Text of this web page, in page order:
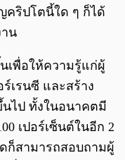
คริปโตนี้ใด ๆ ก็ได้
น
เพื่อให้ความรู้แก่ผู้
เรนซี และสร้าง
ไป ทั้งในอนาคตมี
เปอร์เซ็นต์ในอีก 2
ก็สามารถสอบถามผู้